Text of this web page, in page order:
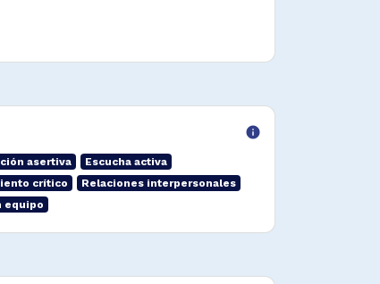
info
asertiva
Escucha activa
crítico
Relaciones interpersonales
equipo